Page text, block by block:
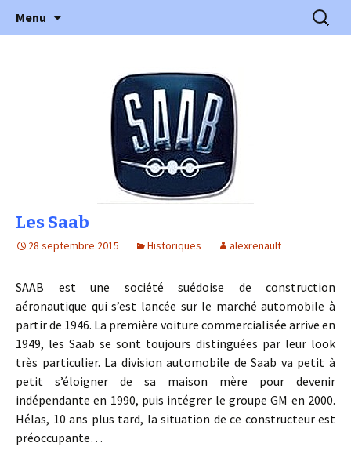
l'Automobile Ancienne
l'automobile ancienne : articles, historiques
…
Menu
Les Saab
28 septembre 2015 Historiques alexrenault
SAAB est une société suédoise de construction
aéronautique qui s’est lancée sur le marché automobile à
partir de 1946. La première voiture commercialisée arrive en
1949, les Saab se sont toujours distinguées par leur look
très particulier. La division automobile de Saab va petit à
petit s’éloigner de sa maison mère pour devenir
indépendante en 1990, puis intégrer le groupe GM en 2000.
Hélas, 10 ans plus tard, la situation de ce constructeur est
préoccupante…